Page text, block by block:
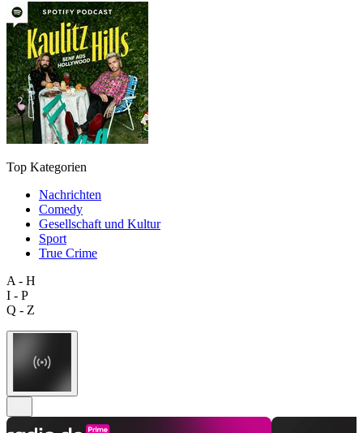
Top Kategorien
Nachrichten
Comedy
Gesellschaft und Kultur
Sport
True Crime
A - H
I - P
Q - Z